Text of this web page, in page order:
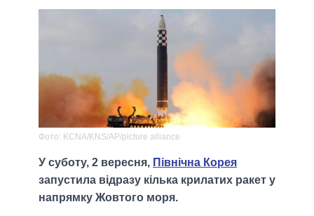
Фото: KCNA/KNS/AP/picture alliance
У суботу, 2 вересня, Північна Корея
запустила відразу кілька крилатих ракет у
напрямку Жовтого моря.